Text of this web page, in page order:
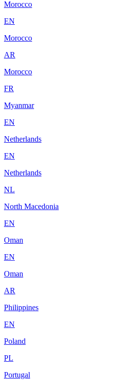
Morocco
EN
Morocco
AR
Morocco
FR
Myanmar
EN
Netherlands
EN
Netherlands
NL
North Macedonia
EN
Oman
EN
Oman
AR
Philippines
EN
Poland
PL
Portugal